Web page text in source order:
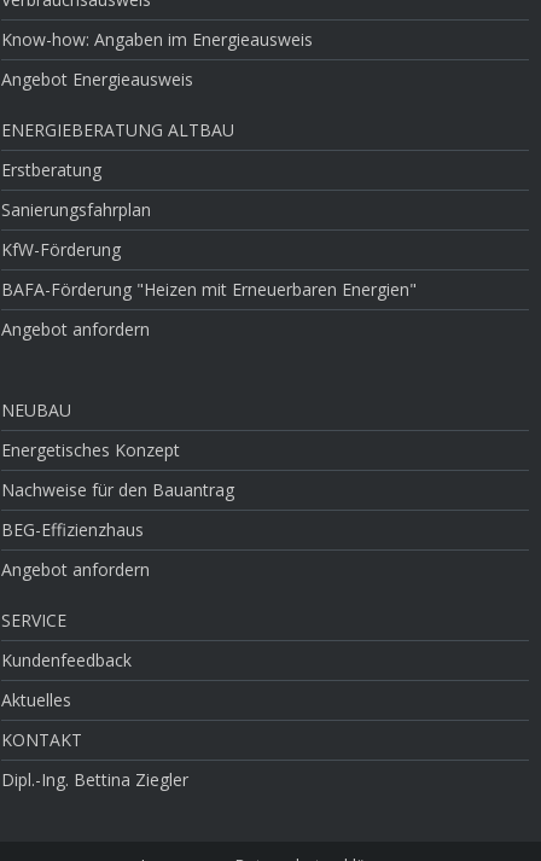
Know-how: Angaben im Energieausweis
Angebot Energieausweis
ENERGIEBERATUNG ALTBAU
Erstberatung
Sanierungsfahrplan
KfW-Förderung
BAFA-Förderung "Heizen mit Erneuerbaren Energien"
Angebot anfordern
NEUBAU
Energetisches Konzept
Nachweise für den Bauantrag
BEG-Effizienzhaus
Angebot anfordern
SERVICE
Kundenfeedback
Aktuelles
KONTAKT
Dipl.-Ing. Bettina Ziegler